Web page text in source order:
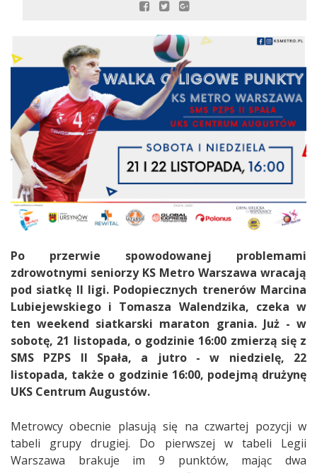
Po przerwie spowodowanej problemami
zdrowotnymi seniorzy KS Metro Warszawa wracają
pod siatkę II ligi. Podopiecznych trenerów Marcina
Lubiejewskiego i Tomasza Walendzika, czeka w
ten weekend siatkarski maraton grania. Już - w
sobotę, 21 listopada, o godzinie 16:00 zmierzą się z
SMS PZPS II Spała, a jutro - w niedzielę, 22
listopada, także o godzinie 16:00, podejmą drużynę
UKS Centrum Augustów.
Metrowcy obecnie plasują się na czwartej pozycji w
tabeli grupy drugiej. Do pierwszej w tabeli Legii
Warszawa brakuje im 9 punktów, mając dwa